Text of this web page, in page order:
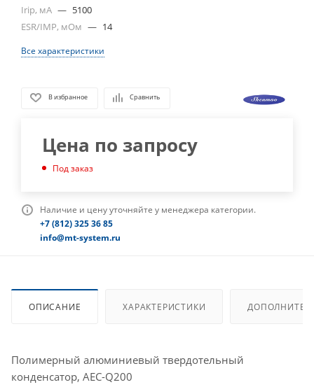
Irip, мА — 5100
ESR/IMP, мОм — 14
Все характеристики
В избранное Сравнить
Цена по запросу
Под заказ
Наличие и цену уточняйте у менеджера категории.
+7 (812) 325 36 85
info@mt-system.ru
ОПИСАНИЕ ХАРАКТЕРИСТИКИ
Полимерный алюминиевый твердотельный
конденсатор, AEC-Q200